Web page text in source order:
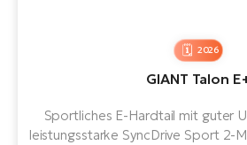
2026
GIANT Talon
Sportliches E-Hardtail mit guter
leistungsstarke SyncDrive Sport 2-